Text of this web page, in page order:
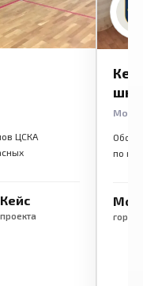
ЦСКА
Кейс
проекта
по
город